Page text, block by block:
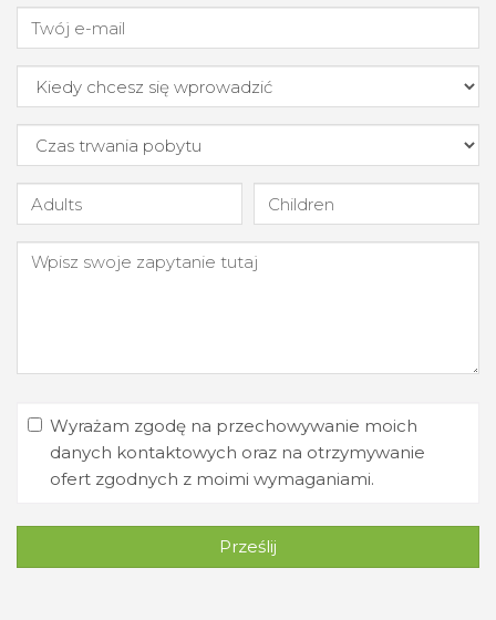
Wyrażam zgodę na przechowywanie moich
danych kontaktowych oraz na otrzymywanie
ofert zgodnych z moimi wymaganiami.
Prześlij